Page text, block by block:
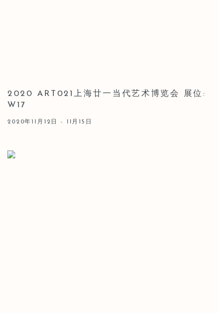
2020 ART021上海廿一当代艺术博览会 展位:
W17
2020年11月12日 - 11月15日